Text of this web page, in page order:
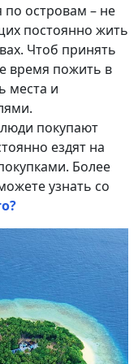
по островам – не
постоянно жить
Чтоб принять
время пожить в
места и
покупают
ездят на
Более
узнать со